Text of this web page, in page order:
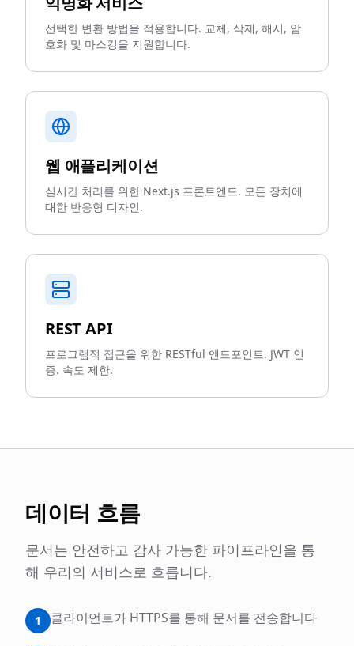
선택한 변환 방법을 적용합니다. 교체, 삭제, 해시, 암
호화 및 마스킹을 지원합니다.
웹 애플리케이션
실시간 처리를 위한 Next.js 프론트엔드. 모든 장치에
대한 반응형 디자인.
REST API
프로그램적 접근을 위한 RESTful 엔드포인트. JWT 인
증. 속도 제한.
데이터 흐름
문서는 안전하고 감사 가능한 파이프라인을 통
해 우리의 서비스로 흐릅니다.
1 클라이언트가 HTTPS를 통해 문서를 전송합니다